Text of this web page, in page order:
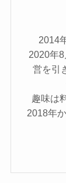
2014
2020年
営を引
趣味は
2018年